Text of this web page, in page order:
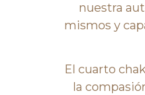
nuestra
mismos y
El cuarto
la